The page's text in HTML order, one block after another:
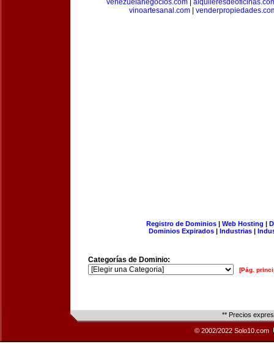
venezuelanegocios.com|
vinoartesanal.com
Registro de Dominios| Web Hosting |
Dominios Expirados | Industrias |
Categorías de Dominio:
[Pág.
** Precios
© 2002/2022 Solo10.com